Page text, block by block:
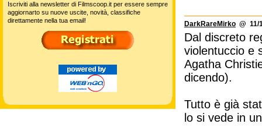
DarkRareMirko @ 11/
Dal discreto
violentuccio e
Agatha
dicendo).
Tutto è già
lo si vede in
Iscriviti alla newsletter di Filmscoop.it per essere sempre
aggiornarto su nuove uscite, novità, classifiche
direttamente nella tua email!